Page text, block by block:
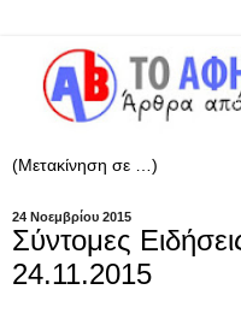
24 Νοεμβρίου 2015
Σύντομες
24.11.2015